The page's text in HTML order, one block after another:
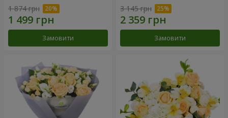
1 874 грн
Замовити
3 145 грн
Замовити